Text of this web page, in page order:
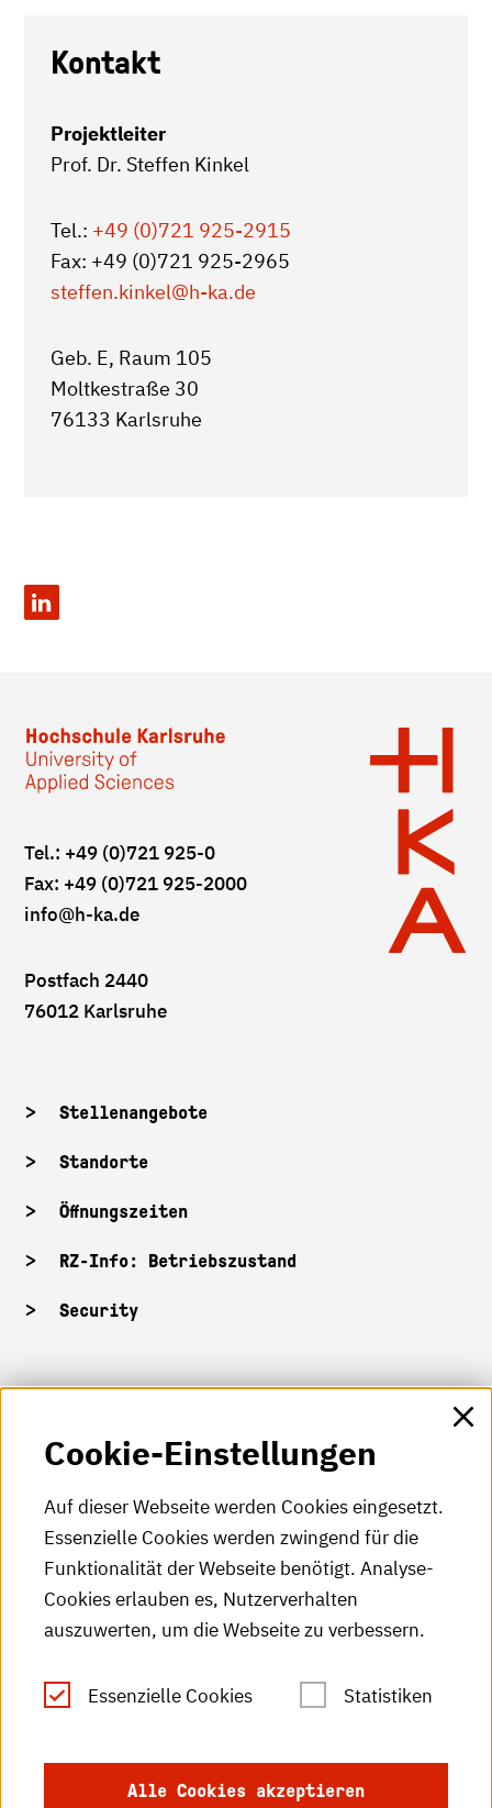
Kontakt
Projektleiter
Prof. Dr. Steffen Kinkel
Tel.: +49 (0)721 925-2915
Fax: +49 (0)721 925-2965
steffen.kinkel@h-ka.de
Geb. E, Raum 105
Moltkestraße 30
76133 Karlsruhe
Tel.: +49 (0)721 925-0
Fax: +49 (0)721 925-2000
info@h-ka.de
Postfach 2440
76012 Karlsruhe
Stellenangebote
Standorte
Öffnungszeiten
RZ-Info: Betriebszustand
Security
HKA-Shop
HKA-Videos
HKA-Podcast
HKA-Publikationen
RSS-Feed
Leichte Sprache
Cookie-Einstellungen
Auf dieser Webseite werden Cookies eingesetzt.
Essenzielle Cookies werden zwingend für die
Funktionalität der Webseite benötigt. Analyse-
Cookies erlauben es, Nutzerverhalten
auszuwerten, um die Webseite zu verbessern.
Essenzielle Cookies Statistiken
Alle Cookies akzeptieren